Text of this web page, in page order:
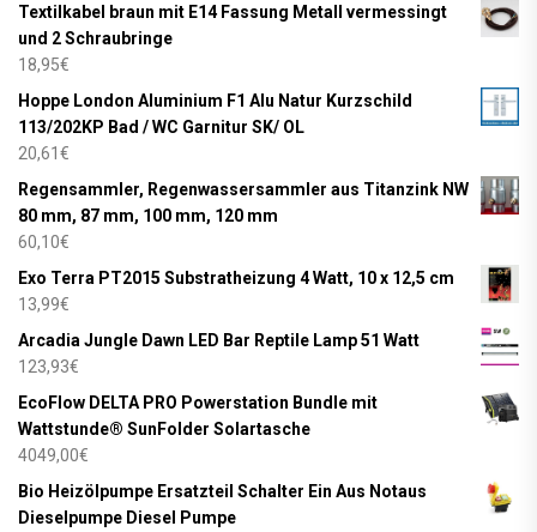
Textilkabel braun mit E14 Fassung Metall vermessingt
und 2 Schraubringe
18,95€
Hoppe London Aluminium F1 Alu Natur Kurzschild
113/202KP Bad / WC Garnitur SK/ OL
20,61 €
Regensammler, Regenwassersammler aus Titanzink NW
80 mm, 87 mm, 100 mm, 120 mm
60,10€
Exo Terra PT2015 Substratheizung 4 Watt, 10 x 12,5 cm
13,99€
Arcadia Jungle Dawn LED Bar Reptile Lamp 51 Watt
123,93€
EcoFlow DELTA PRO Powerstation Bundle mit
Wattstunde® SunFolder Solartasche
4049,00€
Bio Heizölpumpe Ersatzteil Schalter Ein Aus Notaus
Dieselpumpe Diesel Pumpe